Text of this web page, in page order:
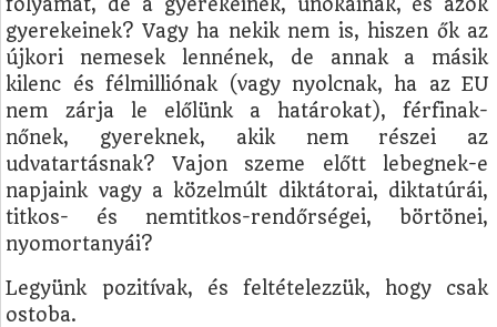
gyerekeinek? Vagy ha nekik nem is, hiszen ők az
újkori nemesek lennének, de annak a másik
kilenc és félmilliónak (vagy nyolcnak, ha az EU
nem zárja le előlünk a határokat), férfinak-
nőnek, gyereknek, akik nem részei az
udvatartásnak? Vajon szeme előtt lebegnek-e
napjaink vagy a közelmúlt diktátorai, diktatúrái,
titkos- és nemtitkos-rendőrségei, börtönei,
nyomortanyái?
Legyünk pozitívak, és feltételezzük, hogy csak
ostoba.